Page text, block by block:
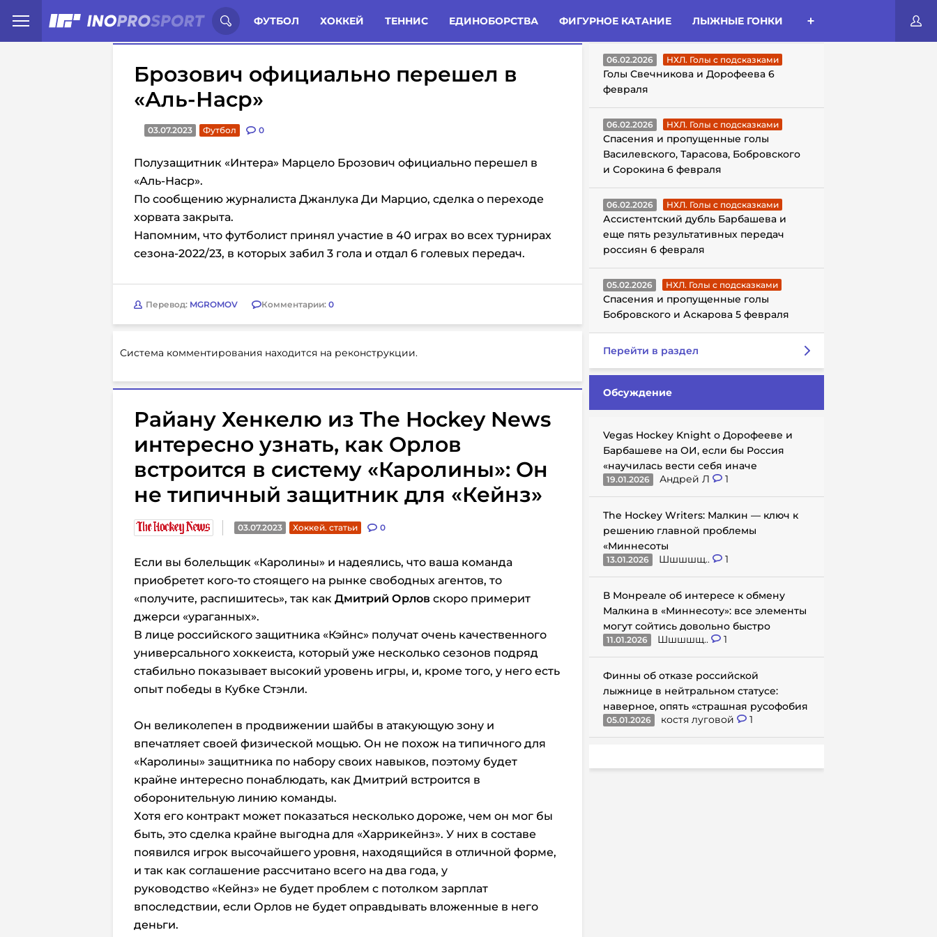
ФУТБОЛ ХОККЕЙ ТЕННИС ЕДИНОБОРСТВА ФИГУРНОЕ КАТАНИЕ ЛЫЖНЫЕ ГОНКИ
Иностранцы о спорте России: Статьи Комменты Новости
Брозович официально перешел в
«Аль-Наср»
03.07.2023 Футбол 0
Полузащитник «Интера» Марцело Брозович официально перешел в
«Аль-Наср».
По сообщению журналиста Джанлука Ди Марцио, сделка о переходе
хорвата закрыта.
Напомним, что футболист принял участие в 40 играх во всех турнирах
сезона-2022/23, в которых забил 3 гола и отдал 6 голевых передач.
Перевод: MGROMOV Комментарии: 0
Система комментирования находится на реконструкции.
Райану Хенкелю из The Hockey News
интересно узнать, как Орлов
встроится в систему «Каролины»: Он
не типичный защитник для «Кейнз»
03.07.2023 Хоккей. статьи 0
Если вы болельщик «Каролины» и надеялись, что ваша команда
приобретет кого-то стоящего на рынке свободных агентов, то
«получите, распишитесь», так как Дмитрий Орлов скоро примерит
джерси «ураганных».
В лице российского защитника «Кэйнс» получат очень качественного
универсального хоккеиста, который уже несколько сезонов подряд
стабильно показывает высокий уровень игры, и, кроме того, у него есть
опыт победы в Кубке Стэнли.
Он великолепен в продвижении шайбы в атакующую зону и
впечатляет своей физической мощью. Он не похож на типичного для
«Каролины» защитника по набору своих навыков, поэтому будет
крайне интересно понаблюдать, как Дмитрий встроится в
оборонительную линию команды.
Хотя его контракт может показаться несколько дороже, чем он мог бы
быть, это сделка крайне выгодна для «Харрикейнз». У них в составе
появился игрок высочайшего уровня, находящийся в отличной форме,
и так как соглашение рассчитано всего на два года, у
руководство «Кейнз» не будет проблем с потолком зарплат
впоследствии, если Орлов не будет оправдывать вложенные в него
деньги.
ГОЛЫ С ПОДСКАЗКАМИ
06.02.2026 НХЛ. Голы с подсказками
Голы Свечникова и Дорофеева 6
февраля
06.02.2026 НХЛ. Голы с подсказками
Спасения и пропущенные голы
Василевского, Тарасова, Бобровского
и Сорокина 6 февраля
06.02.2026 НХЛ. Голы с подсказками
Ассистентский дубль Барбашева и
еще пять результативных передач
россиян 6 февраля
05.02.2026 НХЛ. Голы с подсказками
Спасения и пропущенные голы
Бобровского и Аскарова 5 февраля
Перейти в раздел
Обсуждение
Vegas Hockey Knight о Дорофееве и
Барбашеве на ОИ, если бы Россия
«научилась вести себя иначе
19.01.2026 Андрей Л 1
The Hockey Writers: Малкин — ключ к
решению главной проблемы
«Миннесоты
13.01.2026 Шшшшщ.. 1
В Монреале об интересе к обмену
Малкина в «Миннесоту»: все элементы
могут сойтись довольно быстро
11.01.2026 Шшшшщ.. 1
Финны об отказе российской
лыжнице в нейтральном статусе:
наверное, опять «страшная русофобия
05.01.2026 костя луговой 1